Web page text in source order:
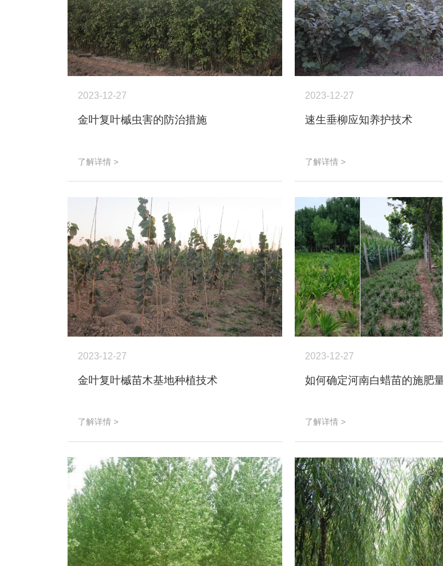
2023-12-27
金叶复叶槭虫害的防治措施
了解详情 >
2023-12-27
速生垂柳应知养护技术
了解详情 >
2023-12-27
金叶复叶槭苗木基地种植技术
了解详情 >
2023-12-27
如何确定河南白蜡苗的施肥
了解详情 >